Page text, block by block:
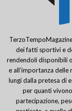
dei fatti sportivi e
rendendoli disponibili
e all’importanza delle
lungi dalla pretesa di
per quanti
partecipazione,